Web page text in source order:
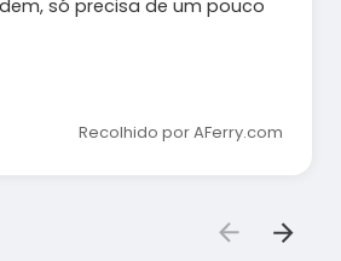
só precisa de um pouco
Recolhido por AFerry.com